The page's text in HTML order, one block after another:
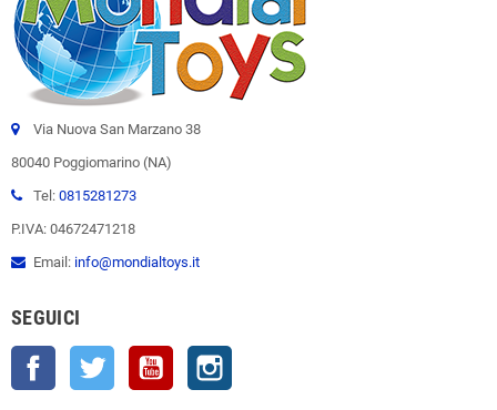
Via Nuova San Marzano 38
80040 Poggiomarino (NA)
Tel: 0815281273
P.IVA: 04672471218
Email: info@mondialtoys.it
SEGUICI
Facebook Twitter YouTube